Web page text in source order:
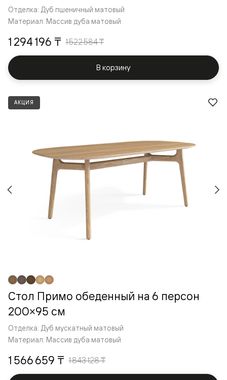
Отделка: Дуб пшеничный матовый
Материал: Массив дуба матовый
1 294 196 ₸ 1 522 584 ₸
В корзину
АКЦИЯ
Стол Примо обеденный на 6 персон
200×95 см
Отделка: Дуб мускатный матовый
Материал: Массив дуба матовый
1 566 659 ₸ 1 843 128 ₸